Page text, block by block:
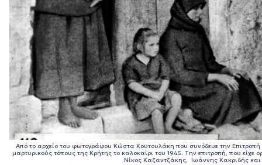
Από το αρχείο του φωτογράφου Κώστα Κουτουλάκη που συνόδευε την
μαρτυρικούς τόπους της Κρήτης το καλοκαίρι του 1945. Την επιτροπή, που
Νίκος Καζαντζάκης, Ιωάννης Κακριδής